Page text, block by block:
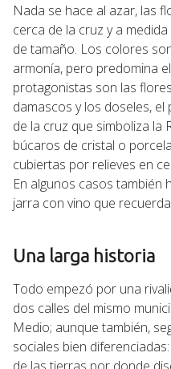
Nada se hace al azar, las
cerca de la cruz y a
de tamaño. Los colores
armonía, pero predomina
protagonistas son las
damascos y los doseles,
de la cruz que simboliza la
búcaros de cristal o
cubiertas por relieves en
En algunos casos también
jarra con vino que
Una larga historia
Todo empezó por una
dos calles del mismo
Medio; aunque también,
sociales bien